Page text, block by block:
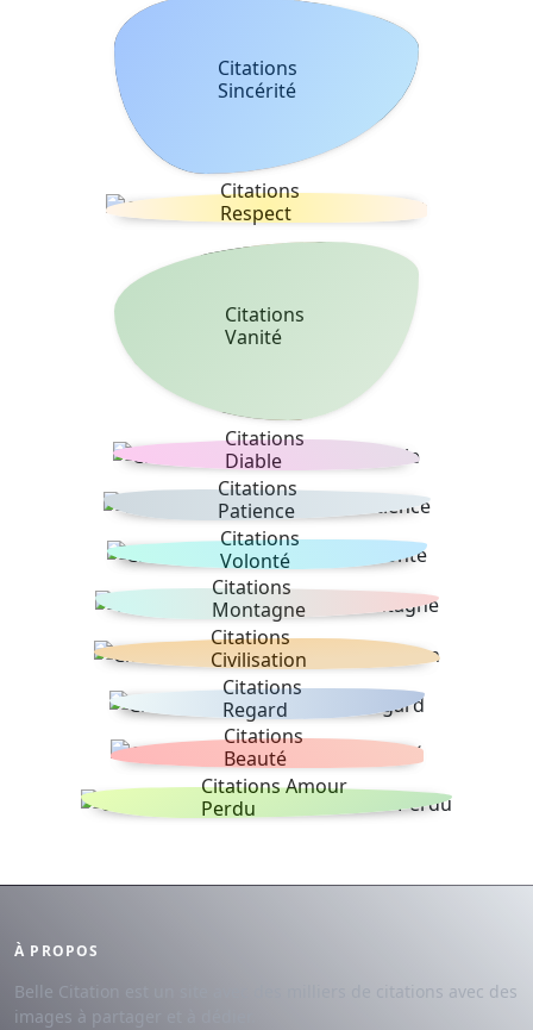
Citations
Sincérité
Citations
Respect
Citations
Vanité
Citations
Diable
Citations
Patience
Citations
Volonté
Citations
Montagne
Citations
Civilisation
Citations
Regard
Citations
Beauté
Citations Amour
Perdu
À PROPOS
Belle Citation est un site avec des milliers de citations avec des
images à partager et à dédier.